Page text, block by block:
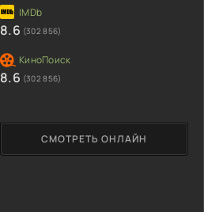
СМОТРЕТЬ ОНЛАЙН
8.6 (302 856)
8.6 (302 856)